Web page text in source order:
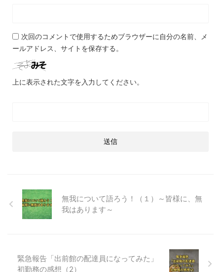
次回のコメントで使用するためブラウザーに自分の名前、メ
ールアドレス、サイトを保存する。
上に表示された文字を入力してください。
無我について語ろう！（１）～皆様に、無
我はあります～
緊急報告「出前館の配達員になってみた」
初勤務の感想（2）